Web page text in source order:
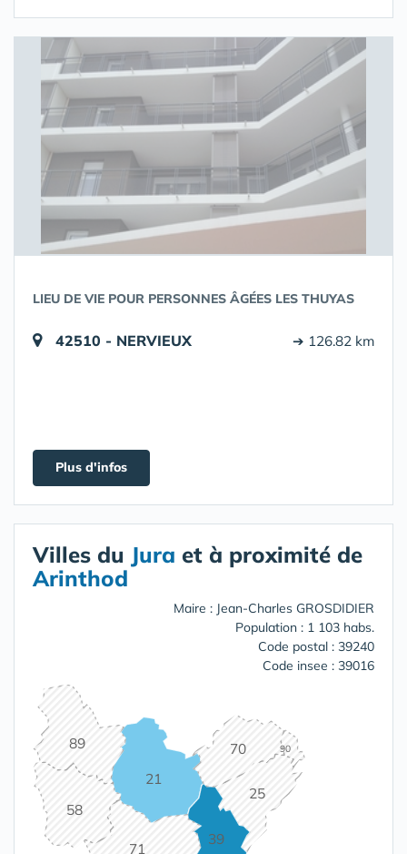
LIEU DE VIE POUR PERSONNES ÂGÉES LES THUYAS
42510 - NERVIEUX ➔ 126.82 km
Plus d'infos
Villes du Jura et à proximité de
Arinthod
Maire : Jean-Charles GROSDIDIER
Population : 1 103 habs.
Code postal : 39240
Code insee : 39016
21
25
39
58
70
71
89 90